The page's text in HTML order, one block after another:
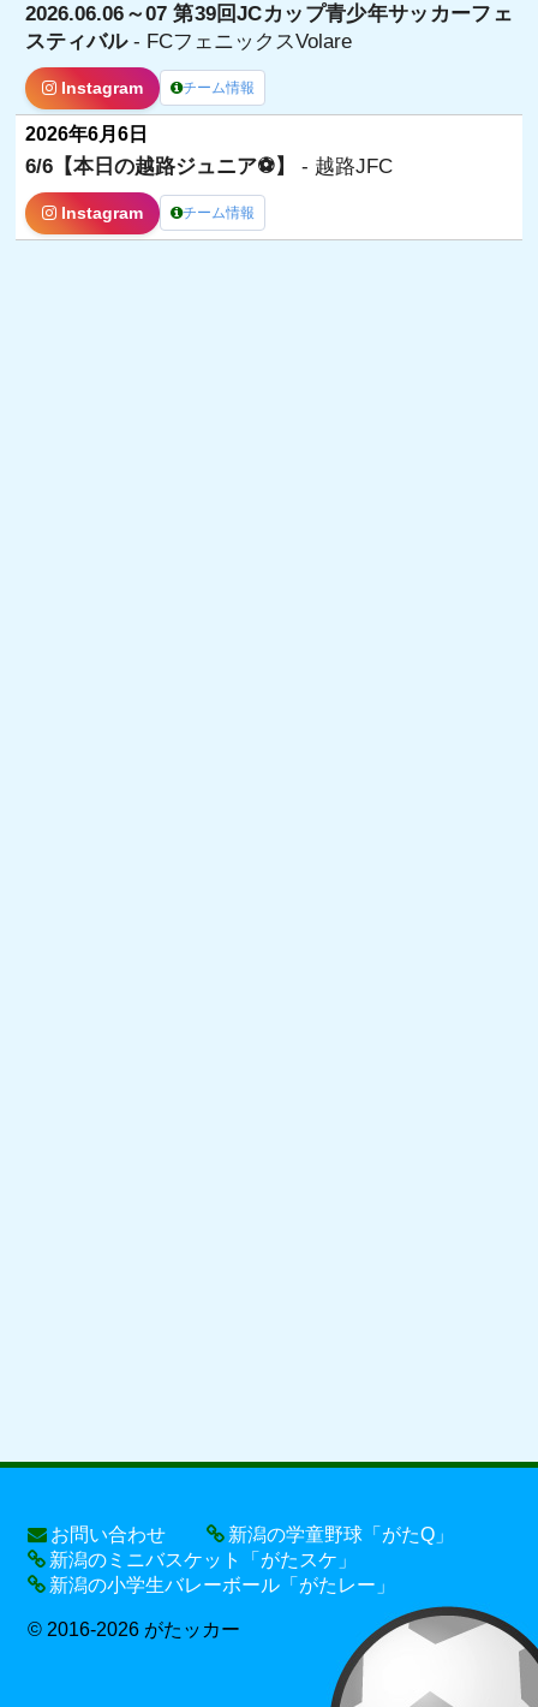
2026.06.06～07 第39回JCカップ青少年サッカーフェ
スティバル- FCフェニックスVolare
Instagram チーム情報
2026年6月6日
6/6【本日の越路ジュニア⚽️】- 越路JFC
Instagram チーム情報
お問い合わせ
新潟の学童野球「がたQ」
新潟のミニバスケット「がたスケ」
新潟の小学生バレーボール「がたレー」
© 2016-2026 がたッカー